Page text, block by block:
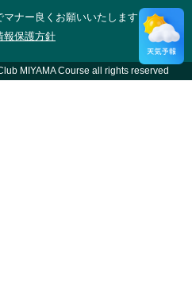
ナー良くお願いいたします
報保護方針
MIYAMA Course all rights reserved